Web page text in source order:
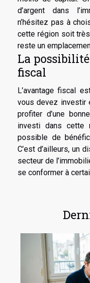
d’argent dans
n’hésitez pas à
cette région soit
reste un
La
fiscal
L’avantage fiscal
vous devez investir
profiter d’une
investi dans cette
possible de
C’est d’ailleurs, un
secteur de
se conformer à